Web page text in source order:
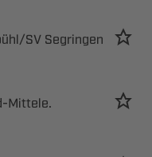
